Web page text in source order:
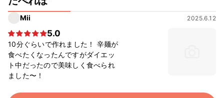
Mii 2025.6.12
5.0
10分ぐらいで作れました！ 辛麺が
食べたくなったんですがダイエッ
ト中だったので美味しく食べられ
ました〜！